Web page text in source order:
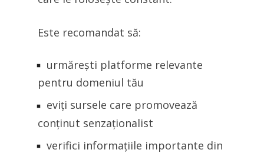
Este recomandat să:
urmărești platforme relevante
pentru domeniul tău
eviți sursele care promovează
conținut senzaționalist
verifici informațiile importante din